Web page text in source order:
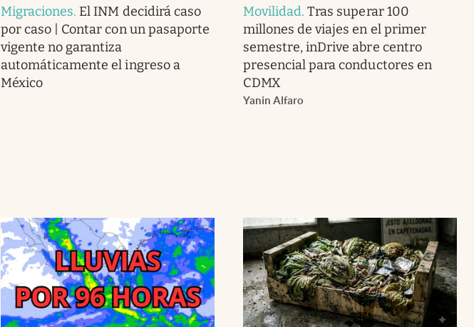
Migraciones. El INM decidirá caso
por caso | Contar con un pasaporte
vigente no garantiza
automáticamente el ingreso a
México
Movilidad.Tras superar 100
millones de viajes en el primer
semestre, inDrive abre centro
presencial para conductores en
CDMX
Yanin Alfaro